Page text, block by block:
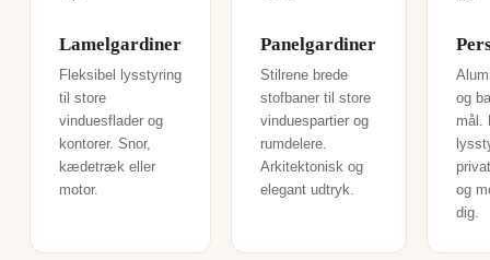
Lamelgardiner
Fleksibel lysstyring
til store
vinduesflader og
kontorer. Snor,
kædetræk eller
motor.
Panelgardiner
Stilrene brede
stofbaner til store
vinduespartier og
rumdelere.
Arkitektonisk og
elegant udtryk.
og
mål.
og
dig.